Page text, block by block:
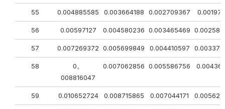
55 0.004885585 0.003664188 0.002709367
56 0.00597127 0.004580236 0.003465469
57 0.007269372 0.005699849 0.004410597
58
0。
008816047
0.007062856 0.005586756
59 0.010652724 0.008715865 0.007044171